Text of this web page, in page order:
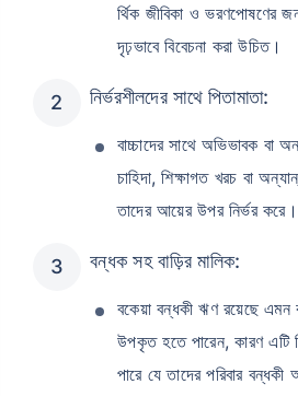
র্থিক জীবিকা ও ভরণপোষণের
দৃঢ়ভাবে বিবেচনা করা উচিত।
নির্ভরশীলদের সাথে পিতামাতা:
বাচ্চাদের সাথে অভিভাবক বা
চাহিদা, শিক্ষাগত খরচ বা
তাদের আয়ের উপর নির্ভর করে।
বন্ধক সহ বাড়ির মালিক:
বকেয়া বন্ধকী ঋণ রয়েছে এমন
উপকৃত হতে পারেন, কারণ এটি
পারে যে তাদের পরিবার